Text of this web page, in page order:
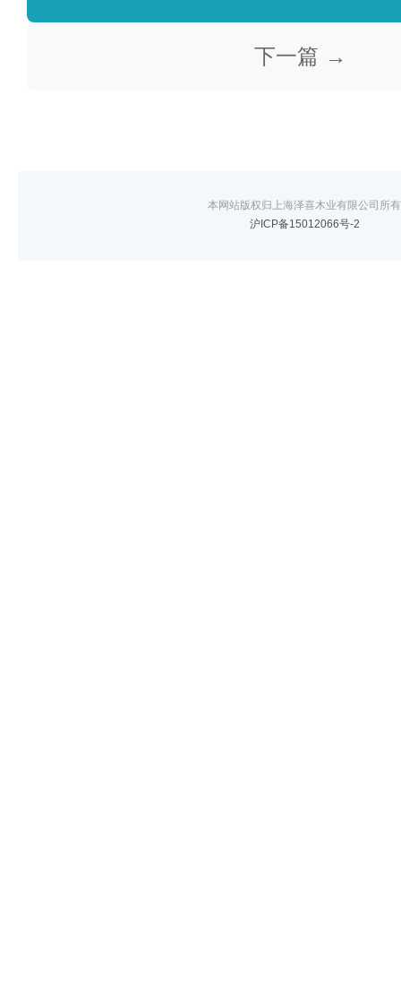
下一篇 →
本网站版权归上海泽喜木业有限公司所有
沪ICP备15012066号-2